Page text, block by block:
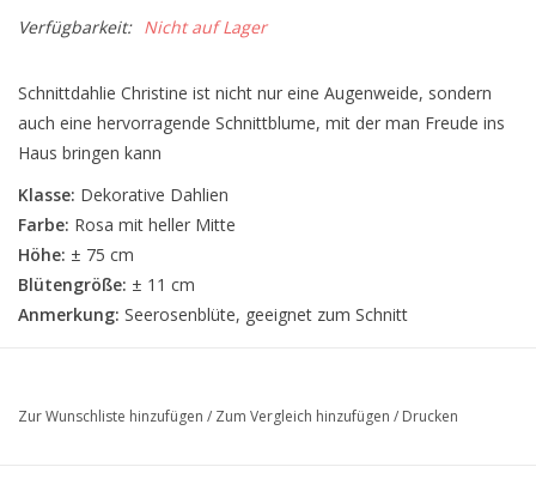
Verfügbarkeit: Nicht auf Lager
Schnittdahlie Christine ist nicht nur eine Augenweide, sondern
auch eine hervorragende Schnittblume, mit der man Freude ins
Haus bringen kann
Klasse: Dekorative Dahlien
Farbe: Rosa mit heller Mitte
Höhe: ± 75 cm
Blütengröße: ± 11 cm
Anmerkung: Seerosenblüte, geeignet zum Schnitt
Zur Wunschliste hinzufügen / Zum Vergleich hinzufügen / Drucken